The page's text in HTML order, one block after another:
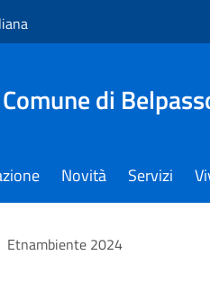
Comune di
Novità Servizi
Etnambiente 2024